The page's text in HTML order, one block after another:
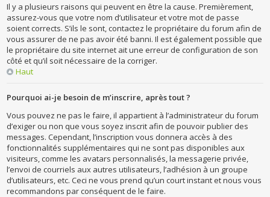
Il y a plusieurs raisons qui peuvent en être la cause. Premièrement,
assurez-vous que votre nom d’utilisateur et votre mot de passe
soient corrects. S’ils le sont, contactez le propriétaire du forum afin de
vous assurer de ne pas avoir été banni. Il est également possible que
le propriétaire du site internet ait une erreur de configuration de son
côté et qu’il soit nécessaire de la corriger.
Haut
Pourquoi ai-je besoin de m’inscrire, après tout ?
Vous pouvez ne pas le faire, il appartient à l’administrateur du forum
d’exiger ou non que vous soyez inscrit afin de pouvoir publier des
messages. Cependant, l’inscription vous donnera accès à des
fonctionnalités supplémentaires qui ne sont pas disponibles aux
visiteurs, comme les avatars personnalisés, la messagerie privée,
l’envoi de courriels aux autres utilisateurs, l’adhésion à un groupe
d’utilisateurs, etc. Ceci ne vous prend qu’un court instant et nous vous
recommandons par conséquent de le faire.